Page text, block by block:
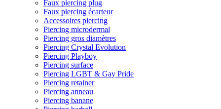
Faux piercing plug
Faux piercing écarteur
Accessoires piercing
Piercing microdermal
Piercing gros diamètres
Piercing Crystal Evolution
Piercing Playboy
Piercing surface
Piercing LGBT & Gay Pride
Piercing retainer
Piercing anneau
Piercing banane